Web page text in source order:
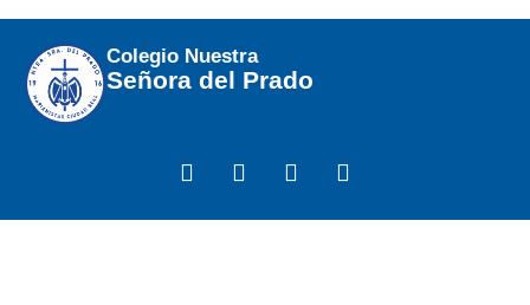
Colegio Nuestra
Señora del Prado